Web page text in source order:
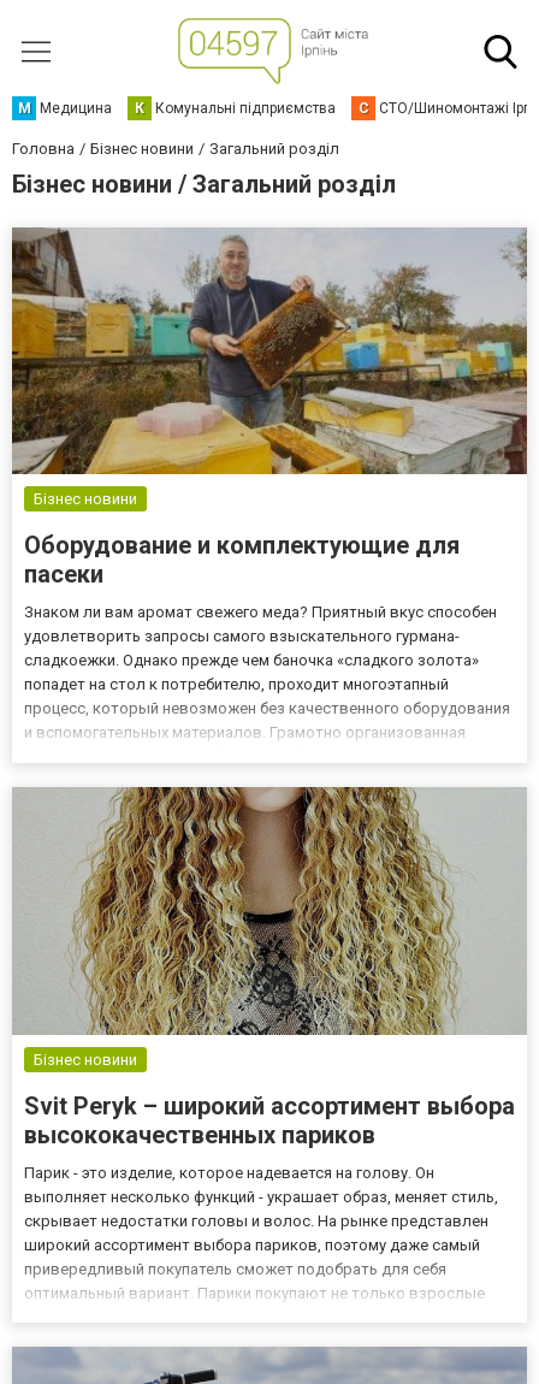
М Медицина К Комунальні підприємства С СТО/Шиномонтажі
Головна Бізнес новини Загальний розділ
Бізнес новини / Загальний розділ
Бізнес новини
Оборудование и комплектующие для
пасеки
Знаком ли вам аромат свежего меда? Приятный вкус способен
удовлетворить запросы самого взыскательного гурмана-
сладкоежки. Однако прежде чем баночка «сладкого золота»
попадет на стол к потребителю, проходит многоэтапный
процесс, который невозможен без качественного оборудования
и вспомогательных материалов. Грамотно организованная
приобрести на са...
Бізнес новини
Svit Peryk – широкий ассортимент выбора
высококачественных париков
Парик - это изделие, которое надевается на голову. Он
выполняет несколько функций - украшает образ, меняет стиль,
скрывает недостатки головы и волос. На рынке представлен
широкий ассортимент выбора париков, поэтому даже самый
привередливый покупатель сможет подобрать для себя
оптимальный вариант. Парики покупают не только взрослые
проверенной компан...